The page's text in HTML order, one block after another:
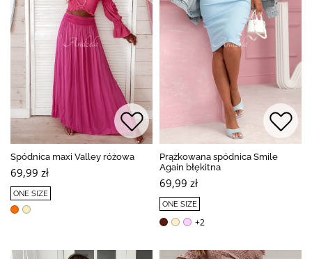
Spódnica maxi Valley różowa
69,99 zł
ONE SIZE
Prążkowana spódnica Smile
Again błękitna
69,99 zł
ONE SIZE
+2